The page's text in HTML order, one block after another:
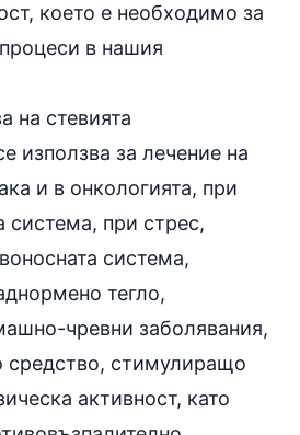
което е необходимо за
в нашия
на стевията
използва за лечение на
и в онкологията, при
система, при стрес,
система,
тегло,
чревни заболявания,
средство, стимулиращо
активност, като